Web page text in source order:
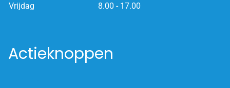
Vrijdag
8.00 - 17.00
Actieknoppen